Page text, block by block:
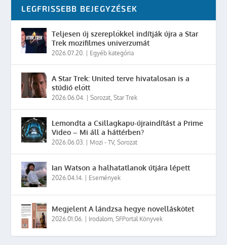
LEGFRISSEBB BEJEGYZÉSEK
Teljesen új szereplőkkel indítják újra a Star
Trek mozifilmes univerzumát
2026.07.20. Egyéb kategória
A Star Trek: United terve hivatalosan is a
stúdió előtt
2026.06.04. |Sorozat,Star Trek
Lemondta a Csillagkapu-újraindítást a Prime
Video – Mi áll a háttérben?
2026.06.03. Mozi - TV,Sorozat
Ian Watson a halhatatlanok útjára lépett
2026.04.14. Események
Megjelent A lándzsa hegye novelláskötet
2026.01.06. Irodalom,SFPortal Könyvek